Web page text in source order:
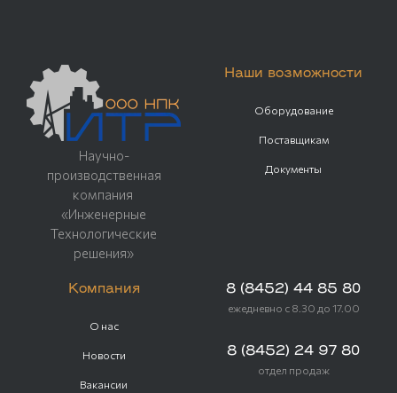
Научно-
производственная
компания
«Инженерные
Технологические
решения»
Наши возможности
Оборудование
Поставщикам
Документы
Компания
О нас
Новости
Вакансии
8 (8452) 44 85 80
ежедневно с 8.30 до 17.00
8 (8452) 24 97 80
отдел продаж